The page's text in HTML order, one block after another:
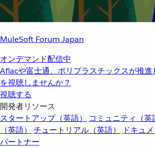
MuleSoft Forum Japan
オンデマンド配信中
Aflacや富士通、ポリプラスチックスが推
を視聴しませんか？
視聴する
開発者リソース
スタートアップ（英語）
コミュニティ（英
（英語）
チュートリアル（英語）
ドキュ
パートナー